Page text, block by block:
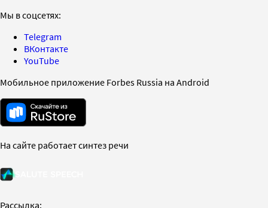
Мы в соцсетях:
Telegram
ВКонтакте
YouTube
Мобильное приложение Forbes Russia на Android
На сайте работает синтез речи
Рассылка: